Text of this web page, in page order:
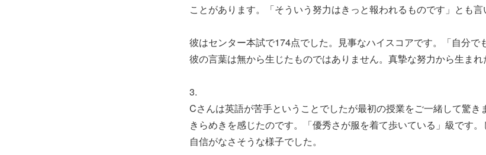
ことがあります。「そういう努力はきっと報われるものです」とも言
彼はセンター本試で174点でした。見事なハイスコアです。「自分で
彼の言葉は無から生じたものではありません。真摯な努力から生まれ
3.
Cさんは英語が苦手ということでしたが最初の授業をご一緒して驚き
きらめきを感じたのです。「優秀さが服を着て歩いている」級です
自信がなさそうな様子でした。